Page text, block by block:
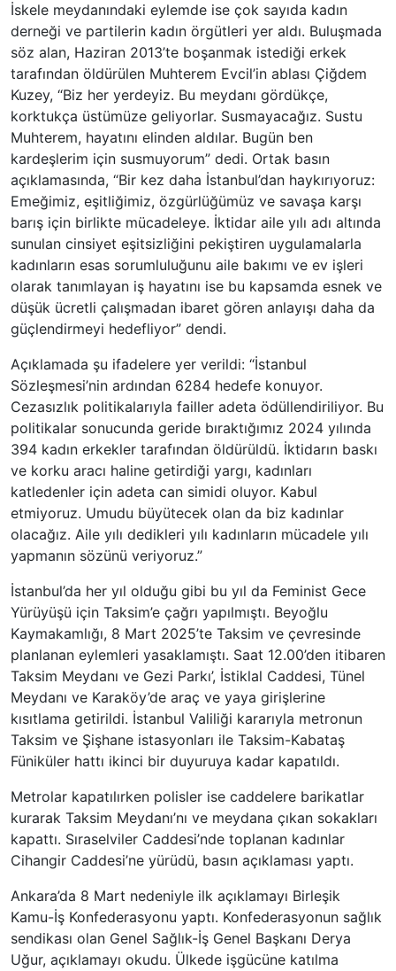
İskele meydanındaki eylemde ise çok sayıda kadın
derneği ve partilerin kadın örgütleri yer aldı. Buluşmada
söz alan, Haziran 2013’te boşanmak istediği erkek
tarafından öldürülen Muhterem Evcil’in ablası Çiğdem
Kuzey, “Biz her yerdeyiz. Bu meydanı gördükçe,
korktukça üstümüze geliyorlar. Susmayacağız. Sustu
Muhterem, hayatını elinden aldılar. Bugün ben
kardeşlerim için susmuyorum” dedi. Ortak basın
açıklamasında, “Bir kez daha İstanbul’dan haykırıyoruz:
Emeğimiz, eşitliğimiz, özgürlüğümüz ve savaşa karşı
barış için birlikte mücadeleye. İktidar aile yılı adı altında
sunulan cinsiyet eşitsizliğini pekiştiren uygulamalarla
kadınların esas sorumluluğunu aile bakımı ve ev işleri
olarak tanımlayan iş hayatını ise bu kapsamda esnek ve
düşük ücretli çalışmadan ibaret gören anlayışı daha da
güçlendirmeyi hedefliyor” dendi.
Açıklamada şu ifadelere yer verildi: “İstanbul
Sözleşmesi’nin ardından 6284 hedefe konuyor.
Cezasızlık politikalarıyla failler adeta ödüllendiriliyor. Bu
politikalar sonucunda geride bıraktığımız 2024 yılında
394 kadın erkekler tarafından öldürüldü. İktidarın baskı
ve korku aracı haline getirdiği yargı, kadınları
katledenler için adeta can simidi oluyor. Kabul
etmiyoruz. Umudu büyütecek olan da biz kadınlar
olacağız. Aile yılı dedikleri yılı kadınların mücadele yılı
yapmanın sözünü veriyoruz.”
İstanbul’da her yıl olduğu gibi bu yıl da Feminist Gece
Yürüyüşü için Taksim’e çağrı yapılmıştı. Beyoğlu
Kaymakamlığı, 8 Mart 2025’te Taksim ve çevresinde
planlanan eylemleri yasaklamıştı. Saat 12.00’den itibaren
Taksim Meydanı ve Gezi Parkı’, İstiklal Caddesi, Tünel
Meydanı ve Karaköy’de araç ve yaya girişlerine
kısıtlama getirildi. İstanbul Valiliği kararıyla metronun
Taksim ve Şişhane istasyonları ile Taksim-Kabataş
Füniküler hattı ikinci bir duyuruya kadar kapatıldı.
Metrolar kapatılırken polisler ise caddelere barikatlar
kurarak Taksim Meydanı’nı ve meydana çıkan sokakları
kapattı. Sıraselviler Caddesi’nde toplanan kadınlar
Cihangir Caddesi’ne yürüdü, basın açıklaması yaptı.
Ankara’da 8 Mart nedeniyle ilk açıklamayı Birleşik
Kamu-İş Konfederasyonu yaptı. Konfederasyonun sağlık
sendikası olan Genel Sağlık-İş Genel Başkanı Derya
Uğur, açıklamayı okudu. Ülkede işgücüne katılma